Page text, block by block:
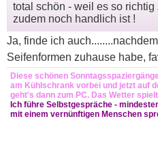
total schön - weil es so
zudem noch handlich ist !
Ja, finde ich
Seifenformen zuhause habe,
Diese schönen
am Kühlschrank vorbei und jetzt auf
geht's dann zum PC. Das Wetter
Ich führe Selbstgespräche -
mit einem vernünftigen Menschen